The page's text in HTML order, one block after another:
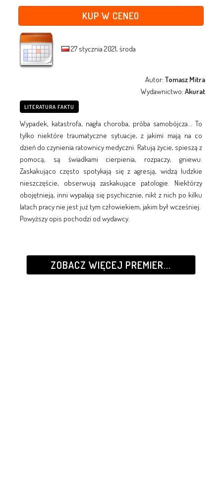
KUP W CENEO
27 stycznia 2021, środa
Autor:Tomasz Mitra
Wydawnictwo:Akurat
LITERATURA FAKTU
Wypadek, katastrofa, nagła choroba, próba samobójcza... To
tylko niektóre traumatyczne sytuacje, z jakimi mają na co
dzień do czynienia ratownicy medyczni. Ratują życie, spieszą z
pomocą, są świadkami cierpienia, rozpaczy, gniewu.
Zaskakująco często spotykają się z agresją, widzą ludzkie
nieszczęście, obserwują zaskakujące patologie. Niektórzy
obojętnieją, inni wypalają się psychicznie, nikt z nich po kilku
latach pracy nie jest już tym człowiekiem, jakim był wcześniej.
Powyższy opis pochodzi od wydawcy.
ZOBACZ WIĘCEJ PREMIER...